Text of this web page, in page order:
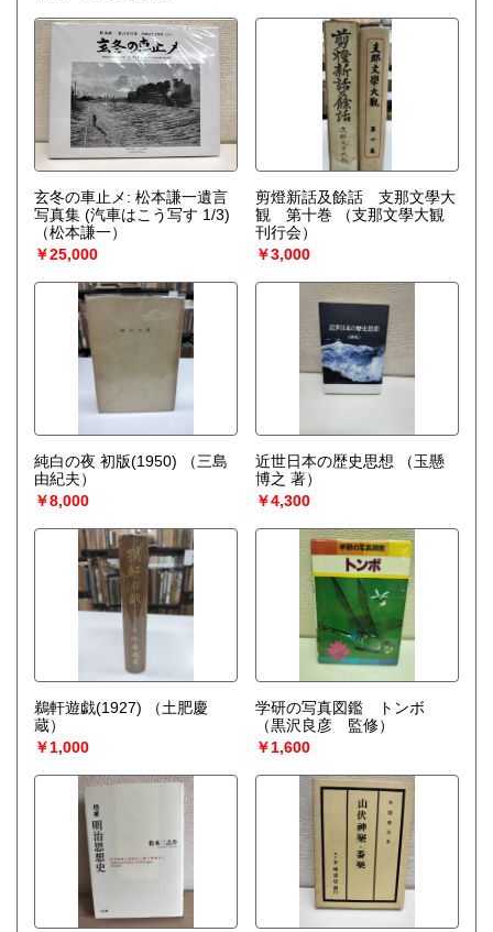
玄冬の車止メ: 松本謙一遺言
写真集 (汽車はこう写す 1/3)
（松本謙一）
￥25,000
剪燈新話及餘話 支那文學大
観 第十巻
（支那文學大観
刊行会）
￥3,000
純白の夜 初版(1950)
（三島
由紀夫）
￥8,000
近世日本の歴史思想
（玉懸
博之 著）
￥4,300
鵜軒遊戯(1927)
（土肥慶
蔵）
￥1,000
学研の写真図鑑 トンボ
（黒沢良彦 監修）
￥1,600